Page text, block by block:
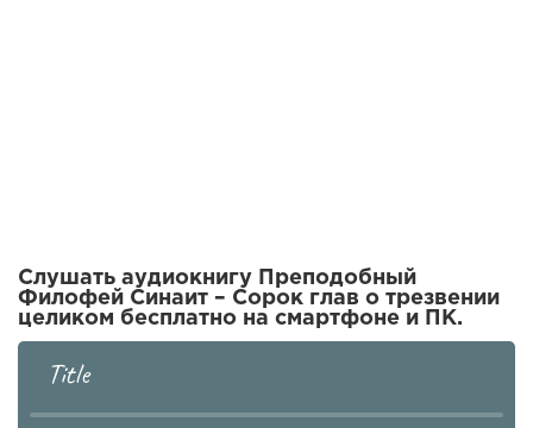
Слушать аудиокнигу Преподобный
Филофей Синаит – Сорок глав о трезвении
целиком бесплатно на смартфоне и ПК.
Title